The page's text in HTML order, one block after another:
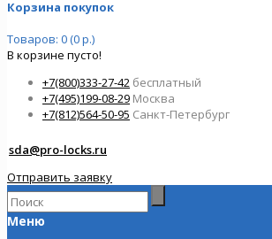
Корзина покупок
Товаров: 0 (0 р.)
В корзине пусто!
+7(800)333-27-42 бесплатный
+7(495)199-08-29 Москва
+7(812)564-50-95 Санкт-Петербург
sda@pro-locks.ru
Отправить заявку
Меню